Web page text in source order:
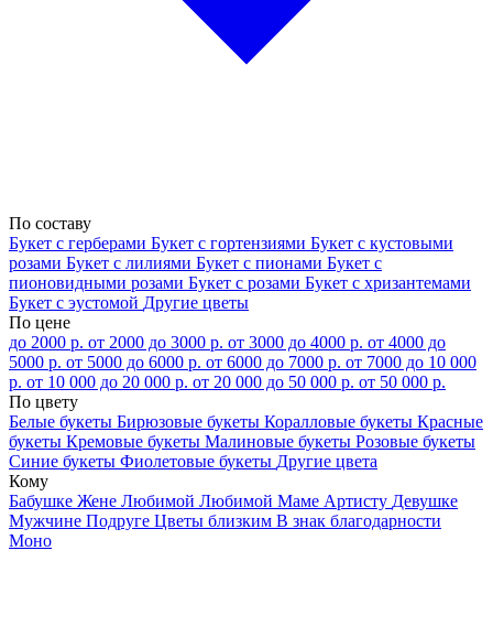
По составу
Букет с герберами Букет с гортензиями Букет с кустовыми
розами Букет с лилиями Букет с пионами Букет с
пионовидными розами Букет с розами Букет с хризантемами
Букет с эустомой Другие цветы
По цене
до 2000 р. от 2000 до 3000 р. от 3000 до 4000 р. от 4000 до
5000 р. от 5000 до 6000 р. от 6000 до 7000 р. от 7000 до 10 000
р. от 10 000 до 20 000 р. от 20 000 до 50 000 р. от 50 000 р.
По цвету
Белые букеты Бирюзовые букеты Коралловые букеты Красные
букеты Кремовые букеты Малиновые букеты Розовые букеты
Синие букеты Фиолетовые букеты Другие цвета
Кому
Бабушке Жене Любимой Любимой Маме Артисту Девушке
Мужчине Подруге Цветы близким В знак благодарности
Моно